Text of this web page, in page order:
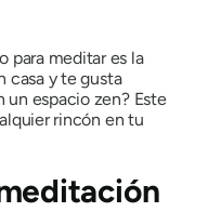
para meditar es la
casa y te gusta
un espacio zen? Este
rincón en tu